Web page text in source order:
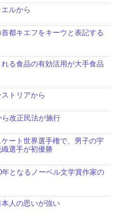
ルから
首都キエフをキーウと表記する
れる食品の有効活用が大手食品
トリアから
改正民法が施行
ケート世界選手権で、男子の宇
選手が初優勝
年となるノーベル文学賞作家の
本人の思いが強い